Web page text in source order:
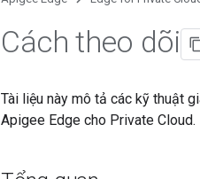
Cách theo dõi
Tài liệu này mô tả các kỹ thuật
Apigee Edge cho Private Cloud.